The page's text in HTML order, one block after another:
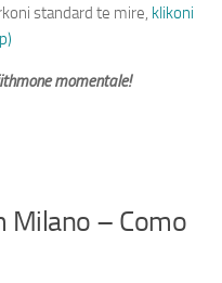
standard te mire, klikoni
momentale!
Milano – Como